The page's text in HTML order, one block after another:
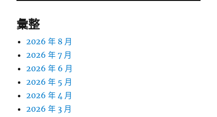
彙整
2026 年 8 月
2026 年 7 月
2026 年 6 月
2026 年 5 月
2026 年 4 月
2026 年 3 月